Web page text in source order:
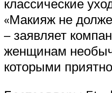
классические
«Макияж не
– заявляет
женщинам
которыми